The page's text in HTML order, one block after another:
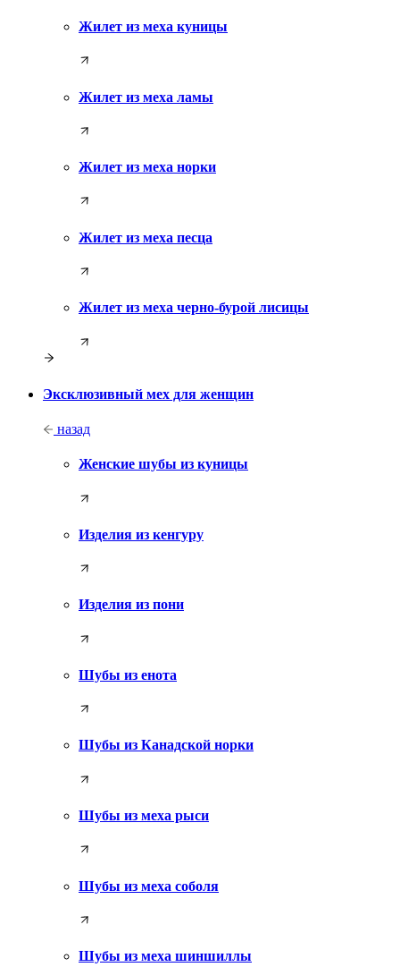
Жилет из меха куницы
Жилет из меха ламы
Жилет из меха норки
Жилет из меха песца
Жилет из меха черно-бурой лисицы
Эксклюзивный мех для женщин
назад
Женские шубы из куницы
Изделия из кенгуру
Изделия из пони
Шубы из енота
Шубы из Канадской норки
Шубы из меха рыси
Шубы из меха соболя
Шубы из меха шиншиллы